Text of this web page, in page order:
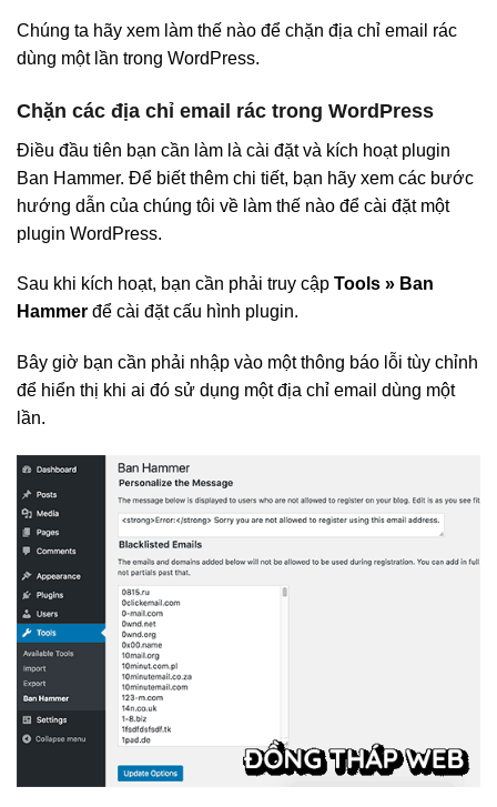
Chúng ta hãy xem làm thế nào để chặn địa chỉ email rác
dùng một lần trong WordPress.
Chặn các địa chỉ email rác trong WordPress
Điều đầu tiên bạn cần làm là cài đặt và kích hoạt plugin
Ban Hammer. Để biết thêm chi tiết, bạn hãy xem các bước
hướng dẫn của chúng tôi về làm thế nào để cài đặt một
plugin WordPress.
Sau khi kích hoạt, bạn cần phải truy cập Tools » Ban
Hammer để cài đặt cấu hình plugin.
Bây giờ bạn cần phải nhập vào một thông báo lỗi tùy chỉnh
để hiển thị khi ai đó sử dụng một địa chỉ email dùng một
lần.